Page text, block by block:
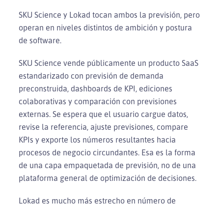
SKU Science y Lokad tocan ambos la previsión, pero
operan en niveles distintos de ambición y postura
de software.
SKU Science vende públicamente un producto SaaS
estandarizado con previsión de demanda
preconstruida, dashboards de KPI, ediciones
colaborativas y comparación con previsiones
externas. Se espera que el usuario cargue datos,
revise la referencia, ajuste previsiones, compare
KPIs y exporte los números resultantes hacia
procesos de negocio circundantes. Esa es la forma
de una capa empaquetada de previsión, no de una
plataforma general de optimización de decisiones.
Lokad es mucho más estrecho en número de